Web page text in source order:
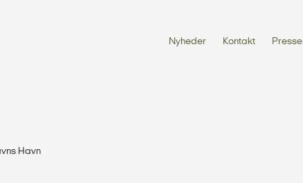
Nyheder Kontakt Presse
Havn